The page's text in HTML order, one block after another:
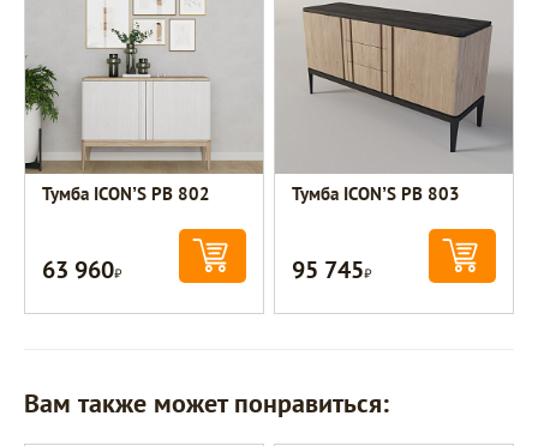
Тумба ICON’S РВ 802
63 960Р
Тумба ICON’S РВ 803
95 745Р
Вам также может понравиться: